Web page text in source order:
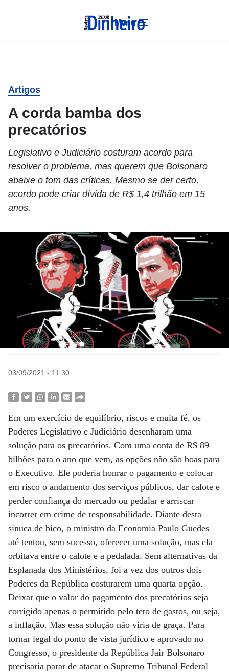
Menu
Artigos
A corda bamba dos
precatórios
Legislativo e Judiciário costuram acordo para
resolver o problema, mas querem que Bolsonaro
abaixe o tom das críticas. Mesmo se der certo,
acordo pode criar dívida de R$ 1,4 trilhão em 15
anos.
03/09/2021 - 11:30
Em um exercício de equilíbrio, riscos e muita fé, os
Poderes Legislativo e Judiciário desenharam uma
solução para os precatórios. Com uma conta de R$ 89
bilhões para o ano que vem, as opções não são boas para
o Executivo. Ele poderia honrar o pagamento e colocar
em risco o andamento dos serviços públicos, dar calote e
perder confiança do mercado ou pedalar e arriscar
incorrer em crime de responsabilidade. Diante desta
sinuca de bico, o ministro da Economia Paulo Guedes
até tentou, sem sucesso, oferecer uma solução, mas ela
orbitava entre o calote e a pedalada. Sem alternativas da
Esplanada dos Ministérios, foi a vez dos outros dois
Poderes da República costurarem uma quarta opção.
Deixar que o valor do pagamento dos precatórios seja
corrigido apenas o permitido pelo teto de gastos, ou seja,
a inflação. Mas essa solução não viria de graça. Para
tornar legal do ponto de vista jurídico e aprovado no
Congresso, o presidente da República Jair Bolsonaro
precisaria parar de atacar o Supremo Tribunal Federal